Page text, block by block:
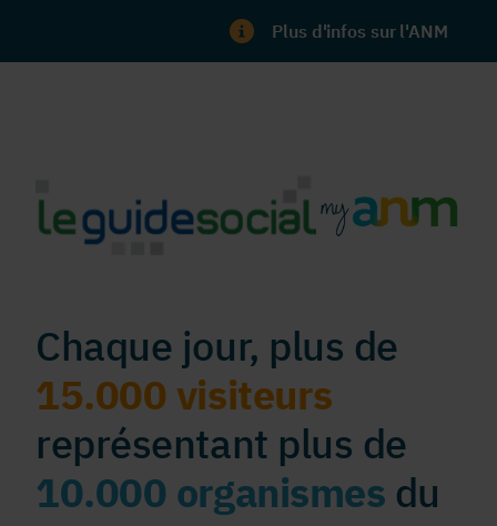
Plus d'infos sur l'ANM
Chaque jour, plus de
15.000 visiteurs
représentant plus de
10.000 organismes du